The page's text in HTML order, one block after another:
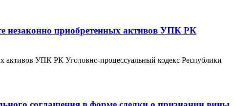
незаконно приобретенных активов УПК РК
активов УПК РК Уголовно-процессуальный кодекс Республики